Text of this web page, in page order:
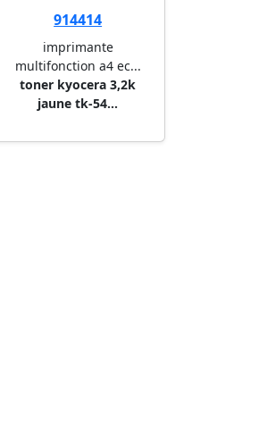
914414
imprimante
multifonction a4 ec...
toner kyocera 3,2k
jaune tk-54...